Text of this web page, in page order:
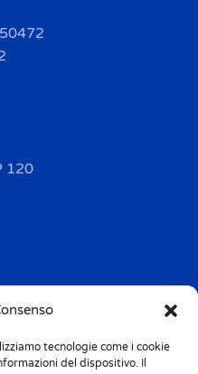
tecnologie come i cookie
del dispositivo. Il
120
101.5